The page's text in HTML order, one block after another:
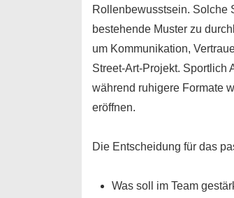
Rollenbewusstsein. Solche
bestehende Muster zu
um Kommunikation,
Street-Art-Projekt. Sportlich
während ruhigere Formate
eröffnen.
Die Entscheidung für das
Was soll im Team